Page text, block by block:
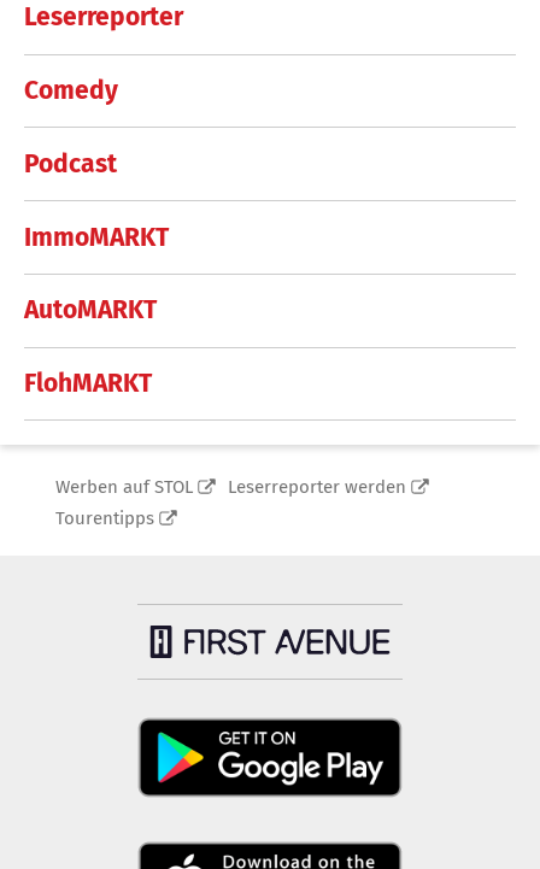
Leserreporter
Comedy
Podcast
ImmoMARKT
AutoMARKT
FlohMARKT
Werben auf STOL
Leserreporter werden
Tourentipps